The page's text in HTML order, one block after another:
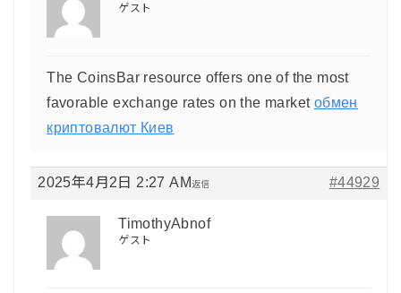
ゲスト
The CoinsBar resource offers one of the most
favorable exchange rates on the market обмен
криптовалют Киев
2025年4月2日 2:27 AM #44929
返信
TimothyAbnof
ゲスト